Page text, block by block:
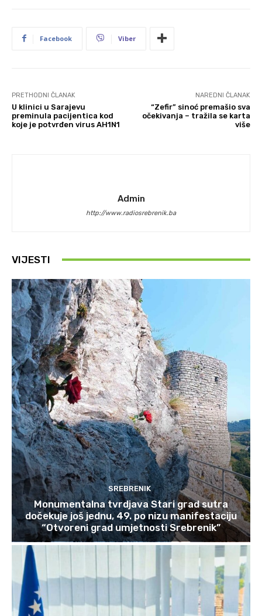
Facebook Viber
PRETHODNI ČLANAK
U klinici u Sarajevu
preminula pacijentica kod
koje je potvrđen virus AH1N1
NAREDNI ČLANAK
“Zefir” sinoć premašio sva
očekivanja – tražila se karta
više
Admin
http://www.radiosrebrenik.ba
VIJESTI
SREBRENIK
Monumentalna tvrdjava Stari grad sutra
dočekuje još jednu, 49. po nizu manifestaciju
“Otvoreni grad umjetnosti Srebrenik”